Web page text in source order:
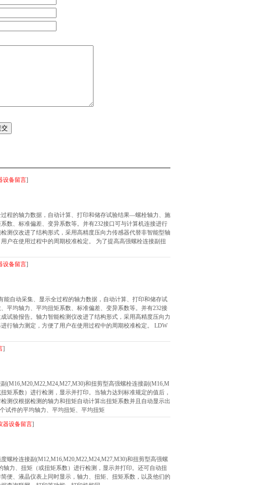
设备留言]
程的轴力数据，自动计算、打印和储存试验结果—螺栓轴力、施
数、标准偏差、变异系数等。并有232接口可与计算机连接进行
测仪改进了结构形式，采用高精度压向力传感器代替非智能型轴
户在使用过程中的周期校准检定。 为了提高高强螺栓连接副扭
设备留言]
能自动采集、显示全过程的轴力数据，自动计算、打印和储存试
平均轴力、平均扭矩系数、标准偏差、变异系数等。并有232接
试验报告。轴力智能检测仪改进了结构形式，采用高精度压向力
行轴力测定，方便了用户在使用过程中的周期校准检定。 LDW
]
(M16,M20,M22,M24,M27,M30)和扭剪型高强螺栓连接副(M16,M
矩系数）进行检测，显示并打印。当轴力达到标准规定的值后，
测仪根据检测的轴力和扭矩自动计算出扭矩系数并且自动显示出
试件的平均轴力、平均扭矩、平均扭矩
器设备留言]
螺栓连接副(M12,M16,M20,M22,M24,M27,M30)和扭剪型高强螺
轴力、扭矩（或扭矩系数）进行检测，显示并打印。还可自动扭
便、液晶仪表上同时显示，轴力、扭矩、扭矩系数，以及他们的